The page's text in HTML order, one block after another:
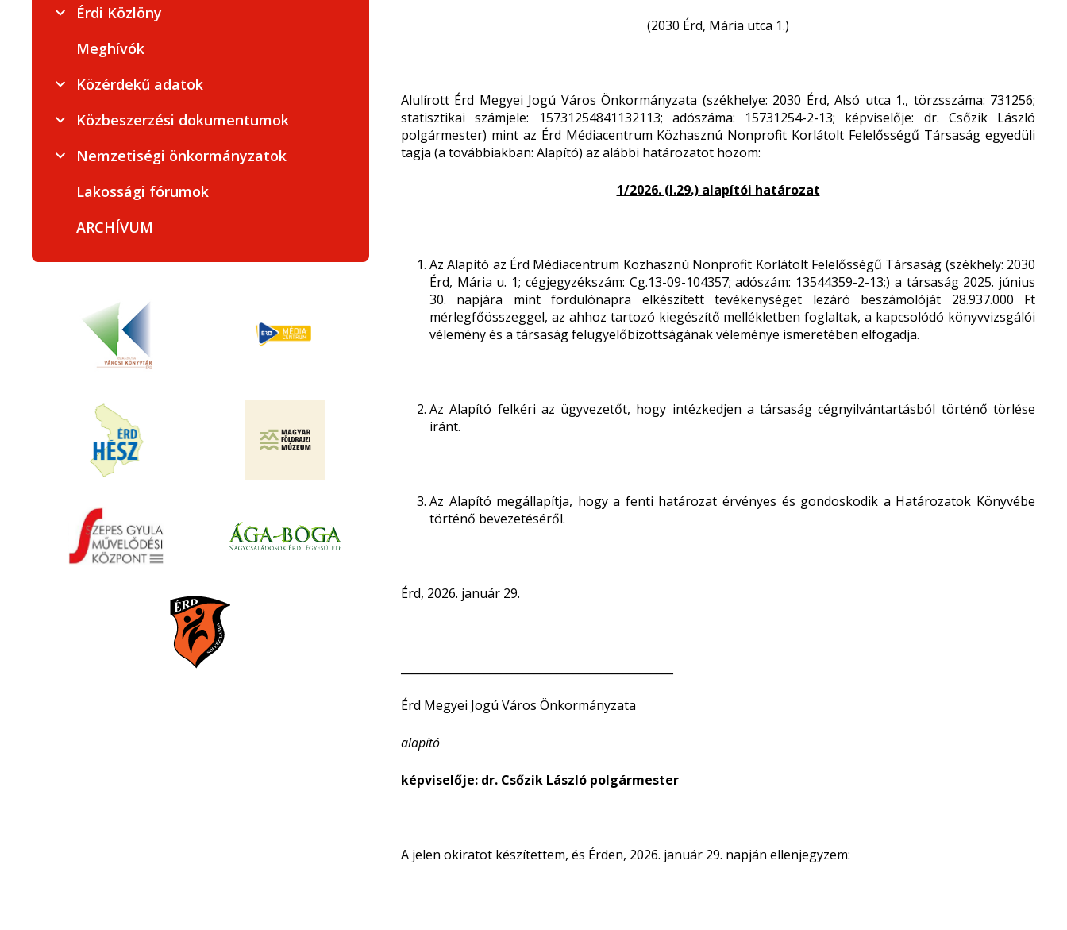
(2030 Érd, Mária utca 1.)
Alulírott Érd Megyei Jogú Város Önkormányzata (székhelye: 2030 Érd, Alsó utca 1., törzsszáma: 731256;
statisztikai számjele: 15731254841132113; adószáma: 15731254-2-13; képviselője: dr. Csőzik László
polgármester) mint az Érd Médiacentrum Közhasznú Nonprofit Korlátolt Felelősségű Társaság egyedüli
tagja (a továbbiakban: Alapító) az alábbi határozatot hozom:
1/2026. (I.29.) alapítói határozat
Az Alapító az Érd Médiacentrum Közhasznú Nonprofit Korlátolt Felelősségű Társaság (székhely: 2030
Érd, Mária u. 1; cégjegyzékszám: Cg.13-09-104357; adószám: 13544359-2-13;) a társaság 2025. június
30. napjára mint fordulónapra elkészített tevékenységet lezáró beszámolóját 28.937.000 Ft
mérlegfőösszeggel, az ahhoz tartozó kiegészítő mellékletben foglaltak, a kapcsolódó könyvvizsgálói
vélemény és a társaság felügyelőbizottságának véleménye ismeretében elfogadja.
Az Alapító felkéri az ügyvezetőt, hogy intézkedjen a társaság cégnyilvántartásból történő törlése
iránt.
Az Alapító megállapítja, hogy a fenti határozat érvényes és gondoskodik a Határozatok Könyvébe
történő bevezetéséről.
Érd, 2026. január 29.
Érd Megyei Jogú Város Önkormányzata
alapító
képviselője: dr. Csőzik László polgármester
A jelen okiratot készítettem, és Érden, 2026. január 29. napján ellenjegyzem:
Érdi Közlöny
Meghívók
Közérdekű adatok
Közbeszerzési dokumentumok
Nemzetiségi önkormányzatok
Lakossági fórumok
ARCHÍVUM